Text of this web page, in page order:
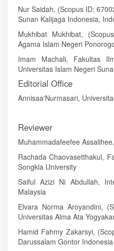
Nur Saidah, (Scopus ID:
Sunan Kalijaga Indonesia,
Mukhibat Mukhibat,
Agama Islam Negeri
Imam Machali, Fakultas
Universitas Islam Negeri
Editorial Office
Annisaa'Nurmasari,
Reviewer
Muhammadafeefee
Rachada Chaovasetthakul,
Songkla University
Saiful Azizi Ni Abdullah,
Malaysia
Elvara Norma Aroyandini,
Universitas Alma Ata
Hamid Fahmy Zakarsyi,
Darussalam Gontor Indonesia